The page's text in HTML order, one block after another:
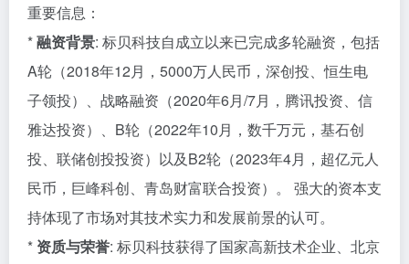
重要信息：
*融资背景: 标贝科技自成立以来已完成多轮融资，包括
A轮（2018年12月，5000万人民币，深创投、恒生电
子领投）、战略融资（2020年6月/7月，腾讯投资、信
雅达投资）、B轮（2022年10月，数千万元，基石创
投、联储创投投资）以及B2轮（2023年4月，超亿元人
民币，巨峰科创、青岛财富联合投资）。 强大的资本支
持体现了市场对其技术实力和发展前景的认可。
* 资质与荣誉: 标贝科技获得了国家高新技术企业、北京